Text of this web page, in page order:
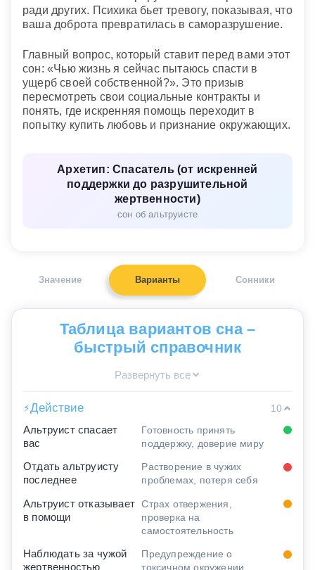
ради других. Психика бьет тревогу, показывая, что
ваша доброта превратилась в саморазрушение.
Главный вопрос, который ставит перед вами этот
сон: «Чью жизнь я сейчас пытаюсь спасти в
ущерб своей собственной?». Это призыв
пересмотреть свои социальные контракты и
понять, где искренняя помощь переходит в
попытку купить любовь и признание окружающих.
Архетип: Спасатель (от искренней
поддержки до разрушительной
жертвенности)
сон об альтруисте
Значение Варианты Сонники
Таблица вариантов сна –
быстрый справочник
Развернуть все
⚡Действие
10
Альтруист спасает
вас
Готовность принять
поддержку, доверие миру
Отдать альтруисту
последнее
Растворение в чужих
проблемах, потеря себя
Альтруист отказывает
в помощи
Страх отвержения,
проверка на
самостоятельность
Наблюдать за чужой
жертвенностью
Предупреждение о
токсичном окружении,